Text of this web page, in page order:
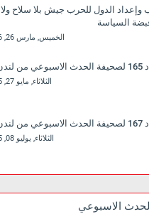
وإعداد الدول للحرب جيش بلا سلاح ولا
السياسة
الخميس, مارس 26, 2026
الثلاثاء, مايو 27, 2025
الثلاثاء, يوليو 08, 2025
الاسبوعي